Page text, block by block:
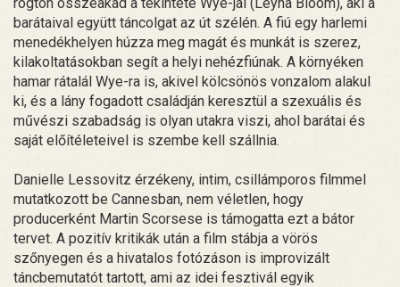
barátaival együtt táncolgat az út szélén. A fiú egy harlemi
menedékhelyen húzza meg magát és munkát is szerez,
kilakoltatásokban segít a helyi nehézfiúnak. A környéken
hamar rátalál Wye-ra is, akivel kölcsönös vonzalom alakul
ki, és a lány fogadott családján keresztül a szexuális és
művészi szabadság is olyan utakra viszi, ahol barátai és
saját előítéleteivel is szembe kell szállnia.
Danielle Lessovitz érzékeny, intim, csillámporos filmmel
mutatkozott be Cannesban, nem véletlen, hogy
producerként Martin Scorsese is támogatta ezt a bátor
tervet. A pozitív kritikák után a film stábja a vörös
szőnyegen és a hivatalos fotózáson is improvizált
táncbemutatót tartott, ami az idei fesztivál egyik